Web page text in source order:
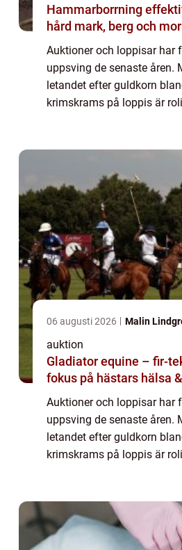
Hammarborrning effektiv borrning i
hård mark, berg och
Auktioner och loppisar har
uppsving de senaste åren.
letandet efter guldkorn
krimskrams på loppis är
06 augusti 2026 Malin
auktion
Gladiator equine – fir-
fokus på hästars hälsa
Auktioner och loppisar har
uppsving de senaste åren.
letandet efter guldkorn
krimskrams på loppis är